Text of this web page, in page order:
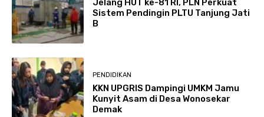
Jelang HUT ke-81 RI, PLN Perkuat
Sistem Pendingin PLTU Tanjung Jati
B
PENDIDIKAN
KKN UPGRIS Dampingi UMKM Jamu
Kunyit Asam di Desa Wonosekar
Demak